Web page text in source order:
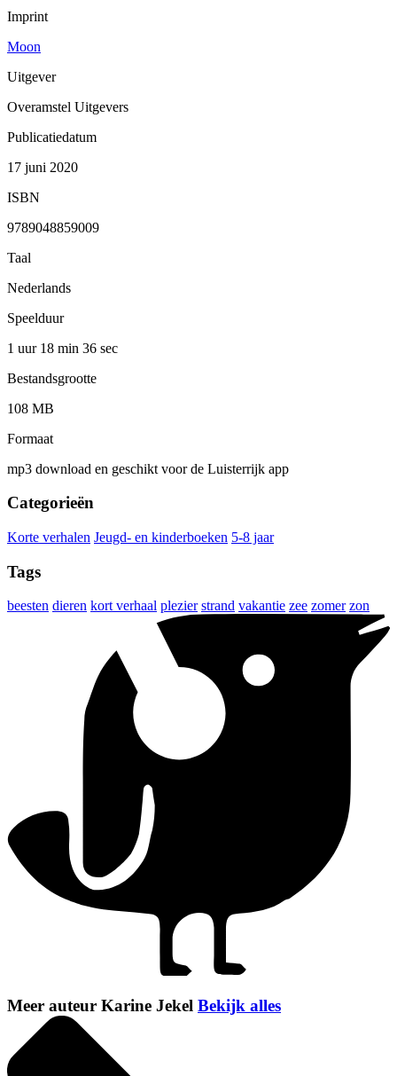
Imprint
Moon
Uitgever
Overamstel Uitgevers
Publicatiedatum
17 juni 2020
ISBN
9789048859009
Taal
Nederlands
Speelduur
1 uur 18 min 36 sec
Bestandsgrootte
108 MB
Formaat
mp3 download en geschikt voor de Luisterrijk app
Categorieën
Korte verhalen Jeugd- en kinderboeken 5-8 jaar
Tags
beesten dieren kort verhaal plezier strand vakantie zee zomer zon
Meer auteur Karine Jekel Bekijk alles